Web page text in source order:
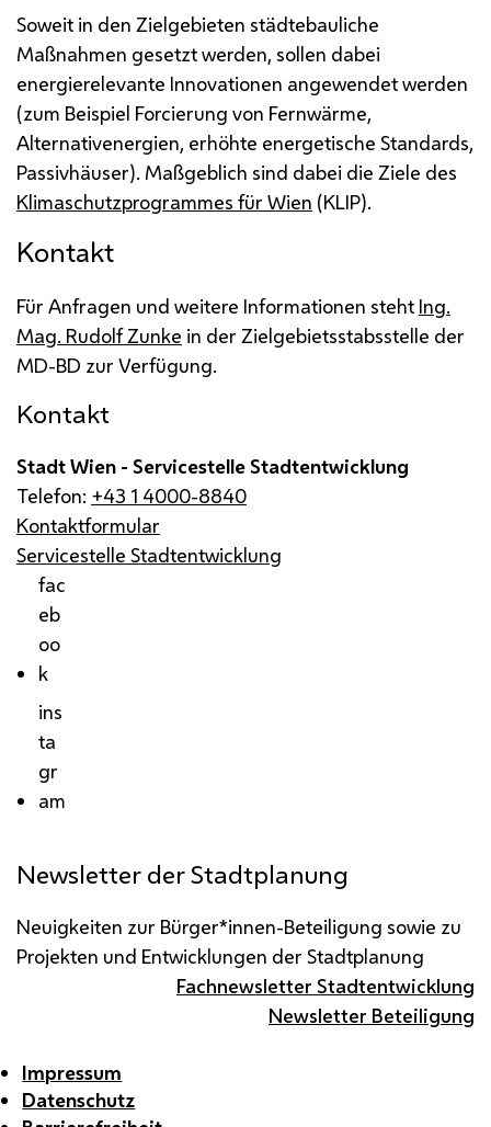
Soweit in den Zielgebieten städtebauliche
Maßnahmen gesetzt werden, sollen dabei
energierelevante Innovationen angewendet werden
(zum Beispiel Forcierung von Fernwärme,
Alternativenergien, erhöhte energetische Standards,
Passivhäuser). Maßgeblich sind dabei die Ziele des
Klimaschutzprogrammes für Wien (KLIP).
Kontakt
Für Anfragen und weitere Informationen steht Ing.
Mag. Rudolf Zunke in der Zielgebietsstabsstelle der
MD-BD zur Verfügung.
Kontakt
Stadt Wien - Servicestelle Stadtentwicklung
Telefon: +43 1 4000-8840
Kontaktformular
Servicestelle Stadtentwicklung
fac
eb
oo
k
ins
ta
gr
am
Newsletter der Stadtplanung
Neuigkeiten zur Bürger*innen-Beteiligung sowie zu
Projekten und Entwicklungen der Stadtplanung
Fachnewsletter Stadtentwicklung
Newsletter Beteiligung
Impressum
Datenschutz